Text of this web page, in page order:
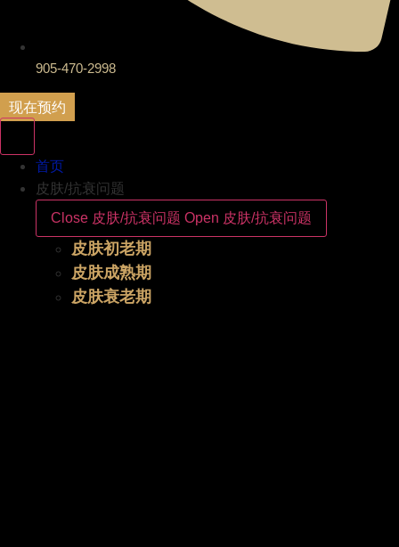
905-470-2998
现在预约
首页
皮肤/抗衰问题
Close 皮肤/抗衰问题 Open 皮肤/抗衰问题
皮肤初老期
皮肤成熟期
皮肤衰老期